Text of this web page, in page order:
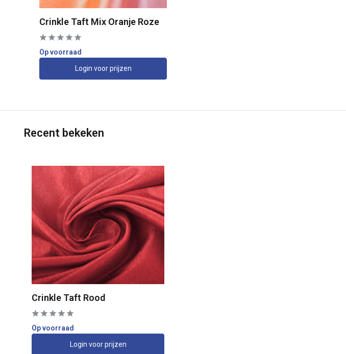
Crinkle Taft Mix Oranje Roze
Op voorraad
Login voor prijzen
Recent bekeken
Crinkle Taft Rood
Op voorraad
Login voor prijzen